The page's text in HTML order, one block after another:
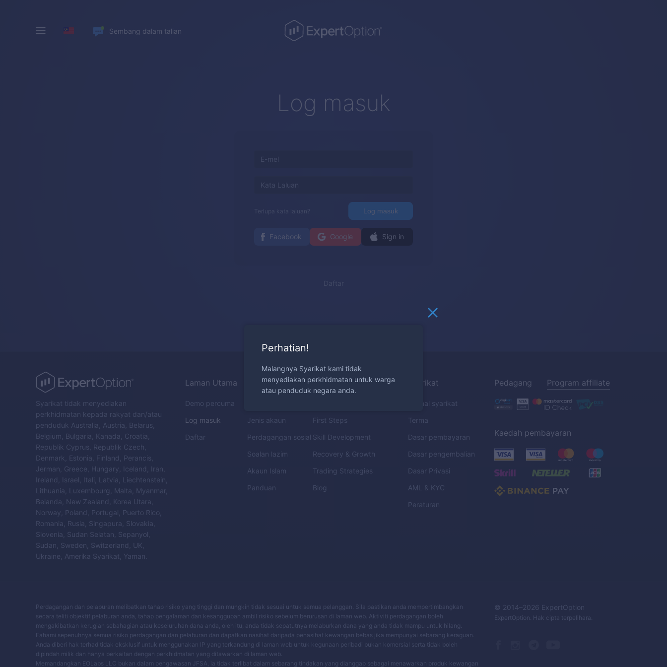
Sembang dalam talian
Log masuk
Terlupa kata laluan? Log masuk
Facebook Google Sign in
Daftar
Syarikat tidak menyediakan
perkhidmatan kepada rakyat dan/atau
penduduk Australia, Austria, Belarus,
Belgium, Bulgaria, Kanada, Croatia,
Republik Cyprus, Republik Czech,
Denmark, Estonia, Finland, Perancis,
Jerman, Greece, Hungary, Iceland, Iran,
Ireland, Israel, Itali, Latvia, Liechtenstein,
Lithuania, Luxembourg, Malta, Myanmar,
Belanda, New Zealand, Korea Utara,
Norway, Poland, Portugal, Puerto Rico,
Romania, Rusia, Singapura, Slovakia,
Slovenia, Sudan Selatan, Sepanyol,
Sudan, Sweden, Switzerland, UK,
Ukraine, Amerika Syarikat, Yaman.
Laman Utama
Demo percuma
Log masuk
Daftar
Perdagangan
Jenis akaun
Perdagangan sosial
Soalan lazim
Akaun Islam
Panduan
Pendidikan
First Steps
Skill Development
Recovery & Growth
Trading Strategies
Blog
Syarikat
Perihal syarikat
Terma
Dasar pembayaran
Dasar pengembalian
Dasar Privasi
AML
& KYC
Peraturan
Pedagang Program affiliate
Kaedah pembayaran
Perdagangan dan pelaburan melibatkan tahap risiko yang tinggi dan mungkin tidak sesuai untuk semua pelanggan. Sila pastikan anda mempertimbangkan
secara teliti objektif pelaburan anda, tahap pengalaman dan kesanggupan ambil risiko sebelum berurusan di laman web. Aktiviti perdagangan boleh
mengakibatkan kerugian sebahagian atau keseluruhan dana anda, oleh itu, anda tidak sepatutnya melaburkan dana yang anda tidak mampu untuk hilang.
Fahami sepenuhnya semua risiko perdagangan dan pelaburan dan dapatkan nasihat daripada penasihat kewangan bebas jika mempunyai sebarang keraguan.
Anda diberi hak terhad tidak eksklusif untuk menggunakan IP yang terkandung di laman web untuk kegunaan peribadi bukan komersial serta tidak boleh
dipindah milik dan hanya berkaitan dengan perkhidmatan yang ditawarkan di laman web.
Memandangkan EOLabs LLC bukan dalam pengawasan JFSA, ia tidak terlibat dalam sebarang tindakan yang dianggap sebagai menawarkan produk kewangan
© 2014– 2026 ExpertOption
ExpertOption. Hak cipta terpelihara.
Perhatian!
Malangnya Syarikat kami tidak
menyediakan perkhidmatan untuk warga
atau penduduk negara anda.